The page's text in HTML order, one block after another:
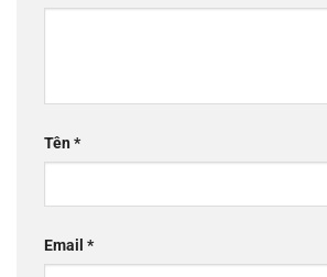
Tên*
Email *